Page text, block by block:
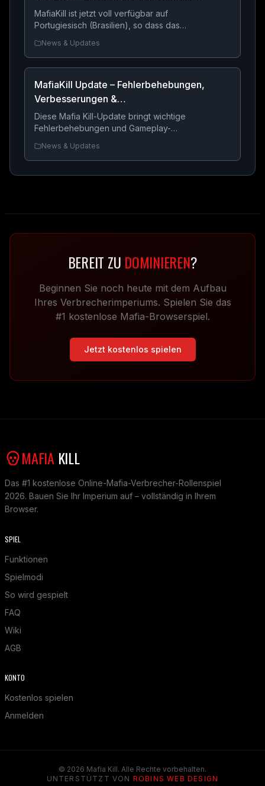
Mafia RPG in Ihrer Sprache
MafiaKill ist jetzt voll verfügbar auf
Portugiesisch (Brasilien), so dass das
zugänglicher als je zuvor. Baue dein Reich,
schließe Banden an und dominiere die
lokalisierten Erfahrung.
News & Updates
MafiaKill Update – Fehlerbehebungen,
Verbesserungen &
Lebensqualitätsänderungen
Diese Mafia Kill-Update bringt wichtige
Fehlerbehebungen und Gameplay-
korrigierter Gefängnisbruchsstrafen, fester
Kriminalität Belohnungs-Bildschirme,
verbessertes Syndikat Fügen, bessere
und konsequentere Erfahrung im gesamten
News & Updates
BEREIT ZU DOMINIEREN?
Beginnen Sie noch heute mit dem Aufbau
Ihres Verbrecherimperiums. Spielen Sie das
#1 kostenlose Mafia-Browserspiel.
Jetzt kostenlos spielen
MAFIA KILL
Das #1 kostenlose Online-Mafia-Verbrecher-Rollenspiel
2026. Bauen Sie Ihr Imperium auf – vollständig in Ihrem
Browser.
SPIEL
Funktionen
Spielmodi
So wird gespielt
FAQ
Wiki
AGB
KONTO
Kostenlos spielen
Anmelden
© 2026 Mafia Kill. Alle Rechte vorbehalten.
UNTERSTÜTZT VON ROBINS WEB DESIGN